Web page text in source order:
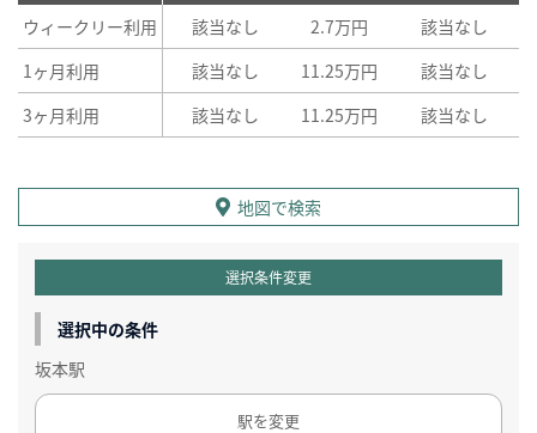
ウィークリー利用 該当なし 2.7万円 該当なし
1ヶ月利用
該当なし 11.25万円 該当なし
3ヶ月利用
該当なし 11.25万円 該当なし
地図で検索
選択条件変更
選択中の条件
坂本駅
駅を変更